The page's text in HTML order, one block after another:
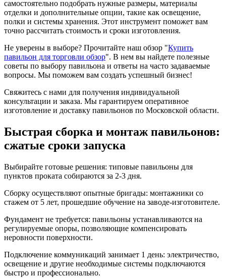
самостоятельно подобрать нужные размеры, материалы
отделки и дополнительные опции, такие как освещение,
полки и системы хранения. Этот инструмент поможет вам
точно рассчитать стоимость и сроки изготовления.
Не уверены в выборе? Прочитайте наш обзор "Купить
павильон для торговли обзор". В нем вы найдете полезные
советы по выбору павильона и ответы на часто задаваемые
вопросы. Мы поможем вам создать успешный бизнес!
Свяжитесь с нами для получения индивидуальной
консультации и заказа. Мы гарантируем оперативное
изготовление и доставку павильонов по Московской области.
Быстрая сборка и монтаж павильонов:
сжатые сроки запуска
Выбирайте готовые решения: типовые павильоны для
пунктов проката собираются за 2-3 дня.
Сборку осуществляют опытные бригады: монтажники со
стажем от 5 лет, прошедшие обучение на заводе-изготовителе.
Фундамент не требуется: павильоны устанавливаются на
регулируемые опоры, позволяющие компенсировать
неровности поверхности.
Подключение коммуникаций занимает 1 день: электричество,
освещение и другие необходимые системы подключаются
быстро и профессионально.